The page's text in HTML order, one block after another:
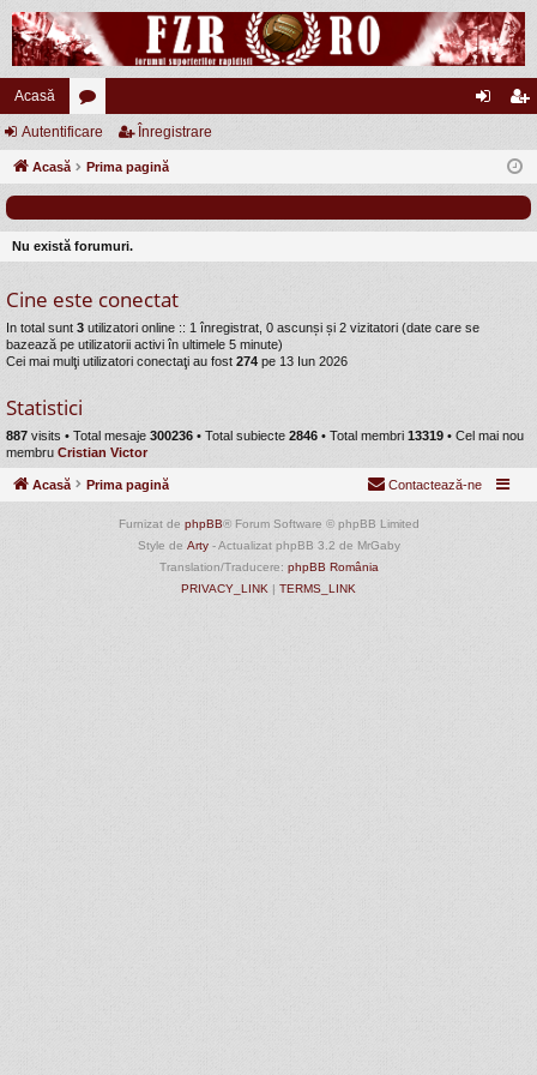
Acasă
or
u
uri
eg
Autentificare Înregistrare
Acasă Prima pagină
Nu există forumuri.
Cine este conectat
In total sunt 3 utilizatori online :: 1 înregistrat, 0 ascunși și 2 vizitatori (date care se
bazează pe utilizatorii activi în ultimele 5 minute)
Cei mai mulţi utilizatori conectaţi au fost 274 pe 13 Iun 2026
Statistici
887 visits • Total mesaje 300236 • Total subiecte 2846 • Total membri 13319 • Cel mai nou
membru Cristian Victor
Acasă Prima pagină Contactează-ne
Furnizat de phpBB® Forum Software © phpBB Limited
Style de Arty- Actualizat phpBB 3.2 de MrGaby
Translation/Traducere: phpBB România
PRIVACY_LINK | TERMS_LINK